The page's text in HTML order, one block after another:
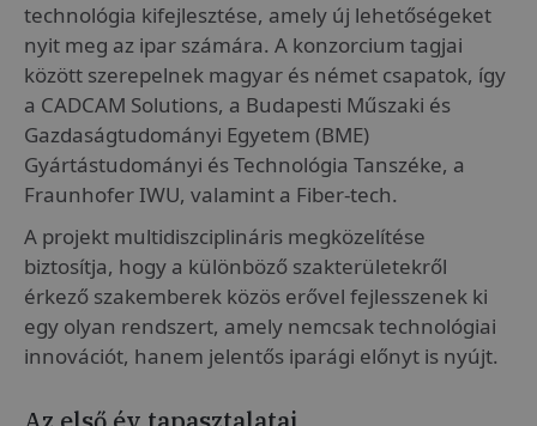
technológia kifejlesztése, amely új lehetőségeket
nyit meg az ipar számára. A konzorcium tagjai
között szerepelnek magyar és német csapatok, így
a CADCAM Solutions, a Budapesti Műszaki és
Gazdaságtudományi Egyetem (BME)
Gyártástudományi és Technológia Tanszéke, a
Fraunhofer IWU, valamint a Fiber-tech.
A projekt multidiszciplináris megközelítése
biztosítja, hogy a különböző szakterületekről
érkező szakemberek közös erővel fejlesszenek ki
egy olyan rendszert, amely nemcsak technológiai
innovációt, hanem jelentős iparági előnyt is nyújt.